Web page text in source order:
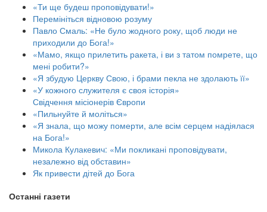
«Ти ще будеш проповідувати!»
Перемініться відновою розуму
Павло Смаль: «Не було жодного року, щоб люди не
приходили до Бога!»
«Мамо, якщо прилетить ракета, і ви з татом помрете, що
мені робити?»
«Я збудую Церкву Свою, і брами пекла не здолають її»
«У кожного служителя є своя історія»
Свідчення місіонерів Європи
«Пильнуйте й моліться»
«Я знала, що можу померти, але всім серцем надіялася
на Бога!»
Микола Кулакевич: «Ми покликані проповідувати,
незалежно від обставин»
Як привести дітей до Бога
Останні газети